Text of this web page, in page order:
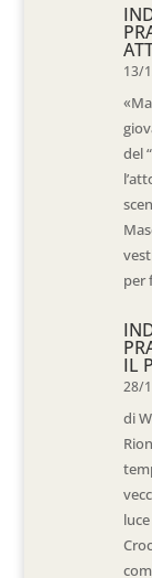
13/
del
per
IL
28/
di